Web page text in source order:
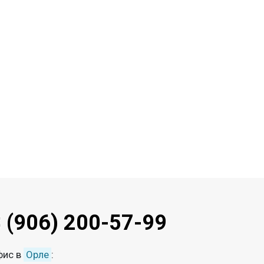
(906) 200-57-99
в Орле :